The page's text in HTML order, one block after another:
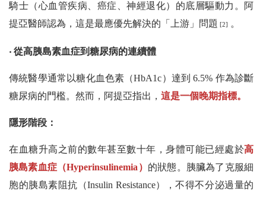
騎士（心血管疾病、癌症、神經退化）的底層驅動力。阿
提亞醫師認為，這是最應優先解決的「上游」問題 [2] 。
‧ 從高胰島素血症到糖尿病的連續體
傳統醫學通常以糖化血色素（HbA1c）達到 6.5% 作為診斷
糖尿病的門檻。然而，阿提亞指出， 這是一個晚期指標。
隱形階段：
在血糖升高之前的數年甚至數十年，身體可能已經處於高
胰島素血症 （Hyperinsulinemia） 的狀態。胰臟為了克服細
胞的胰島素阻抗（Insulin Resistance），不得不分泌過量的